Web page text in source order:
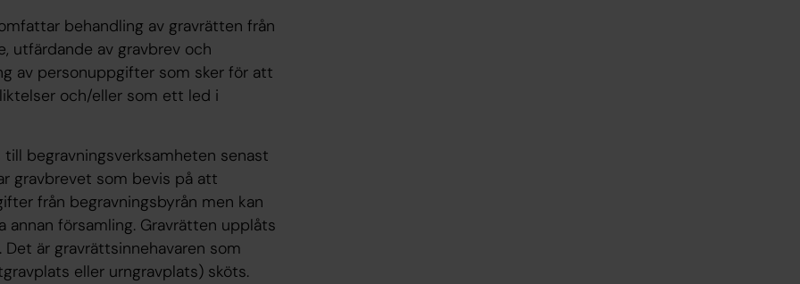
behandling av gravrätten från
utfärdande av gravbrev och
av personuppgifter som sker för att
och/eller som ett led i
begravningsverksamheten senast
gravbrevet som bevis på att
från begravningsbyrån men kan
församling. Gravrätten upplåts
är gravrättsinnehavaren som
eller urngravplats) sköts.